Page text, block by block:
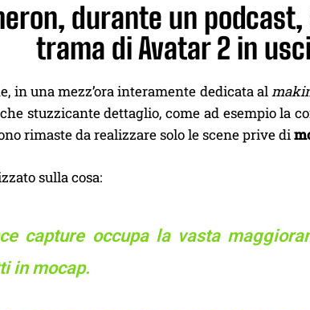
durante un
trama di Avatar 2 in
in una mezz’ora interamente dedicata al
stuzzicante dettaglio, come ad esempio la
rimaste da realizzare solo le scene prive di
sulla cosa:
capture occupa la vasta
in mocap.